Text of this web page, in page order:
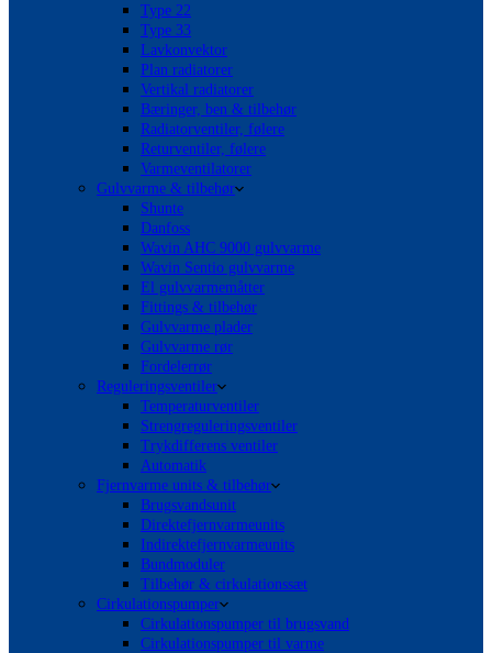
Type 22
Type 33
Lavkonvektor
Plan radiatorer
Vertikal radiatorer
Bæringer, ben & tilbehør
Radiatorventiler, følere
Returventiler, følere
Varmeventilatorer
Gulvvarme & tilbehør
Shunte
Danfoss
Wavin AHC 9000 gulvvarme
Wavin Sentio gulvvarme
El gulvvarmemåtter
Fittings & tilbehør
Gulvvarme plader
Gulvvarme rør
Fordelerrør
Reguleringsventiler
Temperaturventiler
Strengreguleringsventiler
Trykdifferens ventiler
Automatik
Fjernvarme units & tilbehør
Brugsvandsunit
Direktefjernvarmeunits
Indirektefjernvarmeunits
Bundmoduler
Tilbehør & cirkulationssæt
Cirkulationspumper
Cirkulationspumper til brugsvand
Cirkulationspumper til varme